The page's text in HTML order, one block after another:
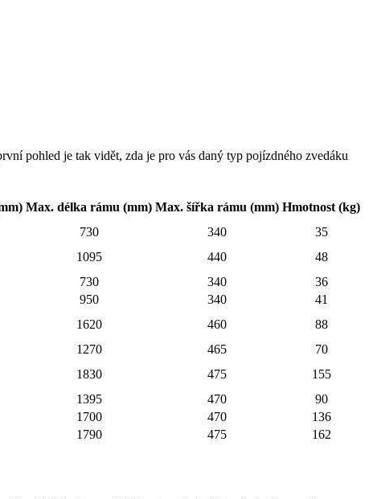
pohled je tak vidět, zda je pro vás daný typ pojízdného zvedáku
Max. délka rámu (mm) Max. šířka rámu (mm) Hmotnost (kg)
730 340
35
1095 440
48
730 340
36
950 340
41
1620 460
88
1270 465
70
1830 475
155
1395 470
90
1700 470
136
1790 475 162